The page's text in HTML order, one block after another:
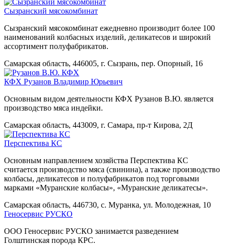
Сызранский мясокомбинат
Сызранский мясокомбинат ежедневно производит более 100
наименований колбасных изделий, деликатесов и широкий
ассортимент полуфабрикатов.
Самарская область, 446005, г. Сызрань, пер. Опорный, 16
КФХ Рузанов Владимир Юрьевич
Основным видом деятельности КФХ Рузанов В.Ю. является
производство мяса индейки.
Самарская область, 443009, г. Самара, пр-т Кирова, 2Д
Перспектива КС
Основным направлением хозяйства Перспектива КС
считается производство мяса (свинина), а также производство
колбасы, деликатесов и полуфабрикатов под торговыми
марками «Муранские колбасы», «Муранские деликатесы».
Самарская область, 446730, с. Муранка, ул. Молодежная, 10
Геносервис РУСКО
ООО Геносервис РУСКО занимается разведением
Голштинская порода КРС.